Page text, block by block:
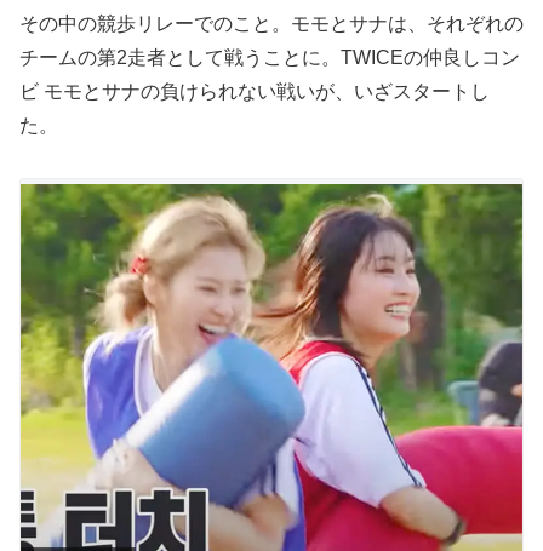
その中の競歩リレーでのこと。モモとサナは、それぞれの
チームの第2走者として戦うことに。TWICEの仲良しコン
ビ モモとサナの負けられない戦いが、いざスタートし
た。